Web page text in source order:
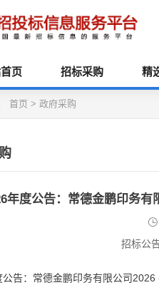
页 招标采购 精
首页 > 政府采购
年度公告：常德金鹏印务有
招标公
公告：常德金鹏印务有限公司